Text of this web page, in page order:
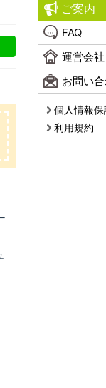
ご案内
FAQ
運営会社
お問い
個人情報
利用規約